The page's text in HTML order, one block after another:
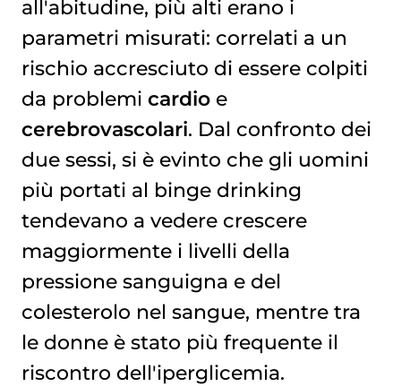
all'abitudine, più alti erano i
parametri misurati: correlati a un
rischio accresciuto di essere colpiti
da problemi cardioe
cerebrovascolari. Dal confronto dei
due sessi, si è evinto che gli uomini
più portati al binge drinking
tendevano a vedere crescere
maggiormente i livelli della
pressione sanguigna e del
colesterolo nel sangue, mentre tra
le donne è stato più frequente il
riscontro dell'iperglicemia.